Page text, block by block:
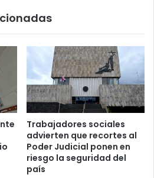
Trabajadores sociales
advierten que recortes al
Poder Judicial ponen en
riesgo la seguridad del
país